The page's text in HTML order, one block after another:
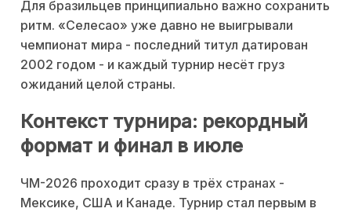
Для бразильцев принципиально важно сохранить
ритм. «Селесао» уже давно не выигрывали
чемпионат мира - последний титул датирован
2002 годом - и каждый турнир несёт груз
ожиданий целой страны.
Контекст турнира: рекордный
формат и финал в июле
ЧМ-2026 проходит сразу в трёх странах -
Мексике, США и Канаде. Турнир стал первым в